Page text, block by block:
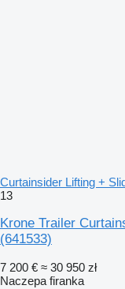
Curtainsider Lifting +
13
Krone Trailer
(641533)
7 200 € ≈ 30 950 zł
Naczepa firanka